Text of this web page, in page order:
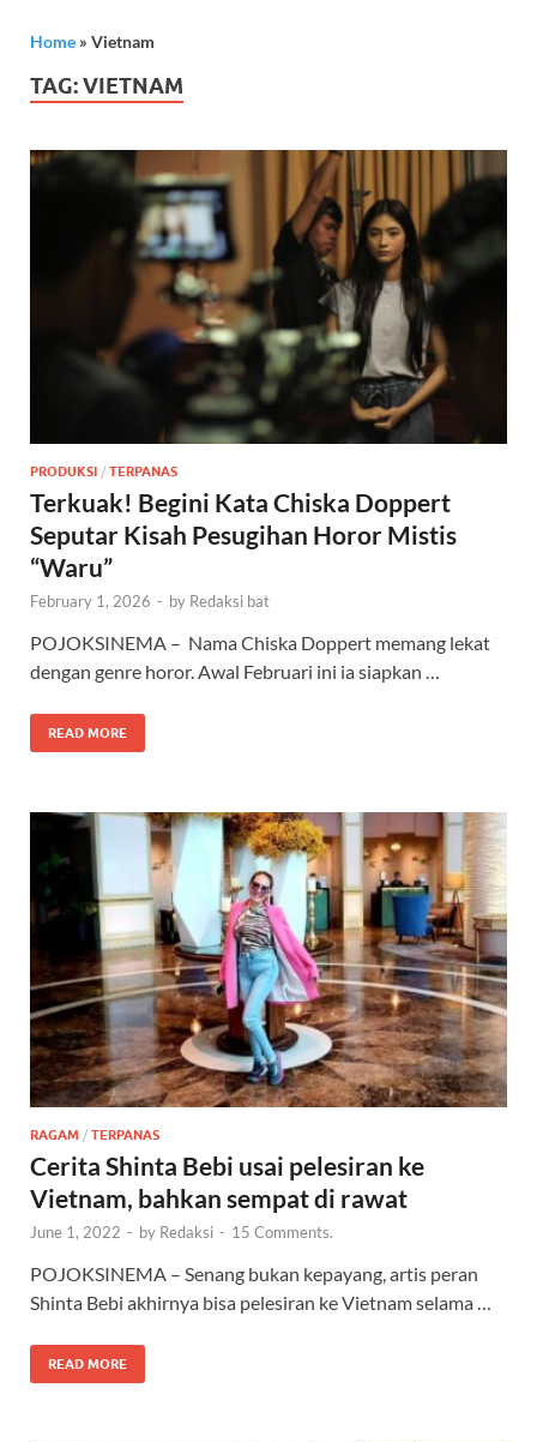
Home » Vietnam
TAG:VIETNAM
PRODUKSI / TERPANAS
Terkuak! Begini Kata Chiska Doppert
Seputar Kisah Pesugihan Horor Mistis
“Waru”
February 1, 2026 - by Redaksi bat
POJOKSINEMA – Nama Chiska Doppert memang lekat
dengan genre horor. Awal Februari ini ia siapkan …
READ MORE
RAGAM / TERPANAS
Cerita Shinta Bebi usai pelesiran ke
Vietnam, bahkan sempat di rawat
June 1, 2022 - by Redaksi - 15 Comments.
POJOKSINEMA – Senang bukan kepayang, artis peran
Shinta Bebi akhirnya bisa pelesiran ke Vietnam selama …
READ MORE